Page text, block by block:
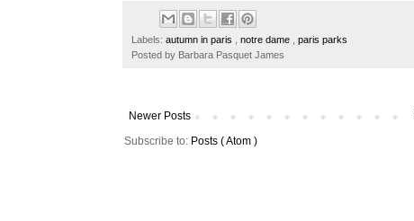
o
k
t
s
e
Labels: autumn in paris , notre dame , paris parks
Posted by Barbara Pasquet James
Newer Posts
Subscribe to: Posts ( Atom )